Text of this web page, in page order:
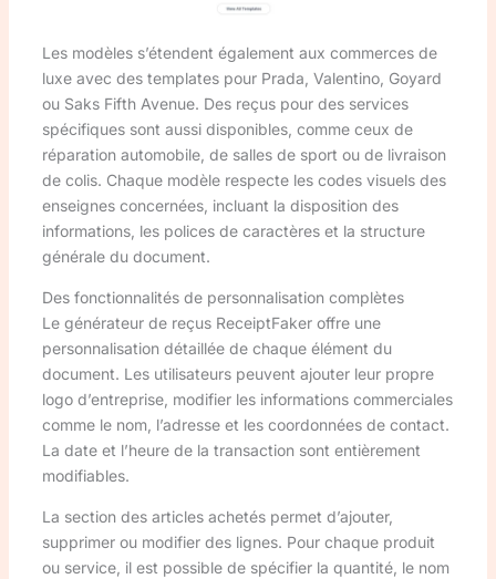
Les modèles s’étendent également aux commerces de
luxe avec des templates pour Prada, Valentino, Goyard
ou Saks Fifth Avenue. Des reçus pour des services
spécifiques sont aussi disponibles, comme ceux de
réparation automobile, de salles de sport ou de livraison
de colis. Chaque modèle respecte les codes visuels des
enseignes concernées, incluant la disposition des
informations, les polices de caractères et la structure
générale du document.
Des fonctionnalités de personnalisation complètes
Le générateur de reçus ReceiptFaker offre une
personnalisation détaillée de chaque élément du
document. Les utilisateurs peuvent ajouter leur propre
logo d’entreprise, modifier les informations commerciales
comme le nom, l’adresse et les coordonnées de contact.
La date et l’heure de la transaction sont entièrement
modifiables.
La section des articles achetés permet d’ajouter,
supprimer ou modifier des lignes. Pour chaque produit
ou service, il est possible de spécifier la quantité, le nom